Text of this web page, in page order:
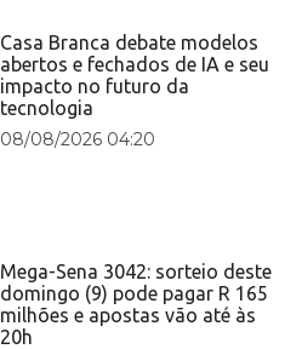
Casa Branca debate modelos
abertos e fechados de IA e seu
impacto no futuro da
tecnologia
08/08/2026 04:20
Mega-Sena 3042: sorteio deste
domingo (9) pode pagar R 165
milhões e apostas vão até às
20h